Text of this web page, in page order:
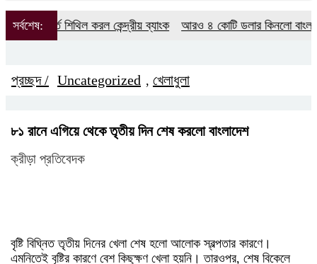
সর্বশেষ:
শর্ত শিথিল করল কেন্দ্রীয় ব্যাংক আরও ৪ কোটি ডলার কিনলো বাংলাদেশ
প্রচ্ছদ / Uncategorized , খেলাধুলা
৮১ রানে এগিয়ে থেকে তৃতীয় দিন শেষ করলো বাংলাদেশ
ক্রীড়া প্রতিবেদক
বৃষ্টি বিঘ্নিত তৃতীয় দিনের খেলা শেষ হলো আলোক স্বল্পতার কারণে।
এমনিতেই বৃষ্টির কারণে বেশ কিছুক্ষণ খেলা হয়নি। তারওপর, শেষ বিকেলে